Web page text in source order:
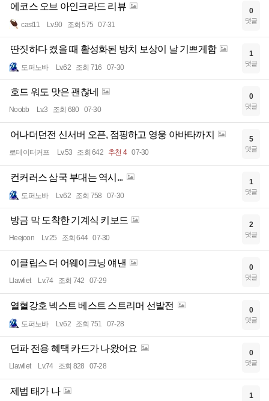
에코스 오브 아인크라드 리뷰
cast11 Lv.90 조회 575 07-31
0
댓글
딴짓하다 켰을 때 활성화된 방치 보상이 날 기쁘게함
도퍼노바 Lv.62 조회 716 07-30
1
댓글
호드 워도 맛은 괜찮네
Noobb Lv.3 조회 680 07-30
0
댓글
어나더던전 신서버 오픈, 점핑하고 영웅 아바타까지
로테이터커프 Lv.53 조회 642 추천 4 07-30
5
댓글
컨커러스 삼국 부대는 역시...
도퍼노바 Lv.62 조회 758 07-30
1
댓글
방금 막 도착한 기계식 키보드
Heejoon Lv.25 조회 644 07-30
2
댓글
이클립스 더 어웨이크닝 얘낸
Llawliet Lv.74 조회 742 07-29
0
댓글
열혈강호 넥스트 베스트 스트리머 선발전
도퍼노바 Lv.62 조회 751 07-28
0
댓글
던파 전용 혜택 카드가 나왔어요
Llawliet Lv.74 조회 828 07-28
0
댓글
제법 태가 나 1